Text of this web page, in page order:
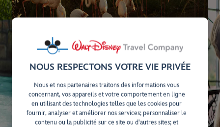
NOUS RESPECTONS VOTRE VIE PRIVÉE
Nous et nos partenaires traitons des informations vous
concernant, vos appareils et votre comportement en ligne
en utilisant des technologies telles que les cookies pour
fournir, analyser et améliorer nos services; personnaliser le
contenu ou la publicité sur ce site ou d'autres sites; et